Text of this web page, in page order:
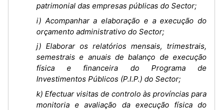
patrimonial das empresas públicas do Sector;
i) Acompanhar a elaboração e a execução do
orçamento administrativo do Sector;
j) Elaborar os relatórios mensais, trimestrais,
semestrais e anuais de balanço de execução
física e financeira do Programa de
Investimentos Públicos (P.I.P.) do Sector;
k) Efectuar visitas de controlo às províncias para
monitoria e avaliação da execução física do